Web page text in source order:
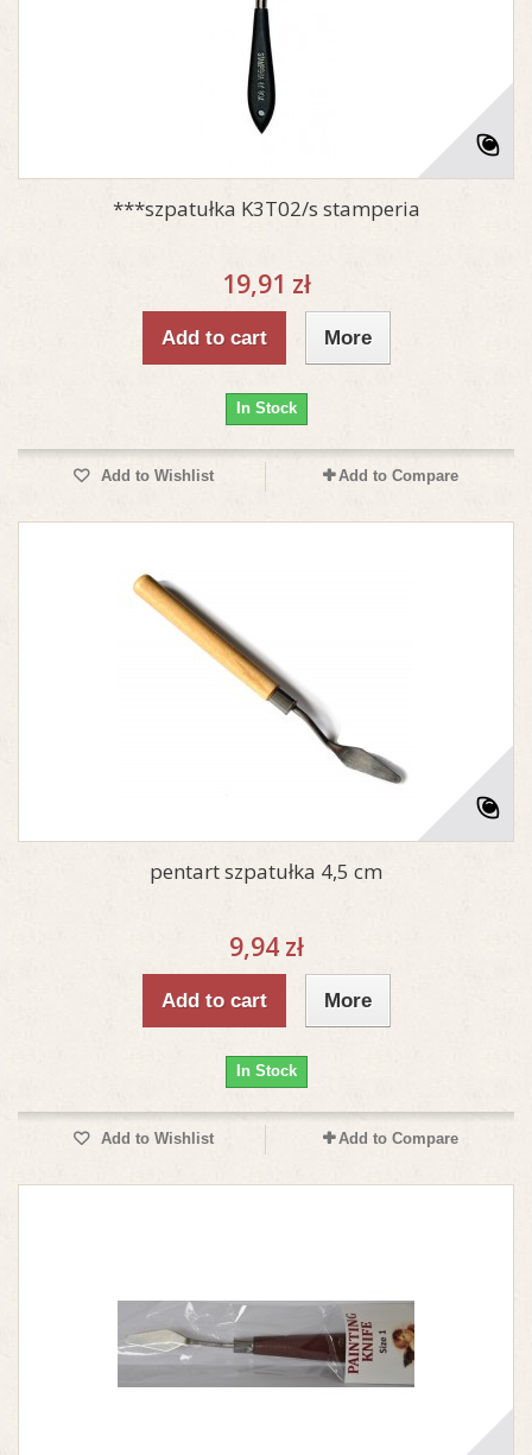
***szpatułka K3T02/s stamperia
19,91 zł
Add to cart More
In Stock
Add to Wishlist Add to Compare
pentart szpatułka 4,5 cm
9,94 zł
Add to cart More
In Stock
Add to Wishlist Add to Compare